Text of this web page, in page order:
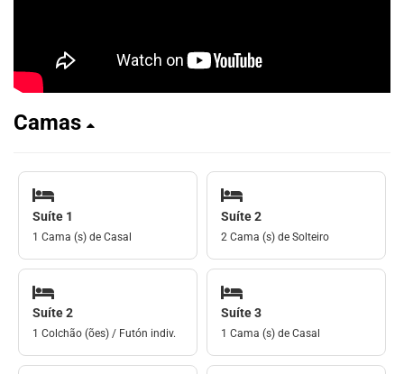
Camas
Suíte 1
1 Cama (s) de Casal
Suíte 2
2 Cama (s) de Solteiro
Suíte 2
1 Colchão (ões) / Futón indiv.
Suíte 3
1 Cama (s) de Casal